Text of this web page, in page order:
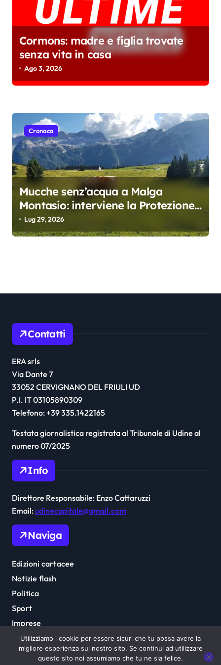
Cormons: madre e figlia trovate
senza vita in casa
Ago 3, 2026
Cronaca
Mucche senz’acqua a Malga
Montasio: interviene la Protezione
civile, trasportati 10 mila litri
Lug 29, 2026
Contatti
ERA srls
Via Dante 7
33052 CERVIGNANO DEL FRIULI UD
P.I. IT 03105890309
Telefono: +39 335.1422165
Testata giornalistica registrata al Tribunale di Udine al
numero 07/2025
Info
Direttore Responsabile: Enzo Cattaruzzi
Email:udinecapitale@gmail.com
Naviga
Edizioni cartacee
Notizie flash
Politica
Sport
Imprese
Cultura
Utilizziamo i cookie per essere sicuri che tu possa avere la
migliore esperienza sul nostro sito. Se continui ad utilizzare
questo sito noi assumiamo che tu ne sia felice.